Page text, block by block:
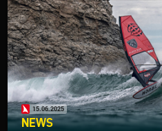
15.06.2025
NEWS